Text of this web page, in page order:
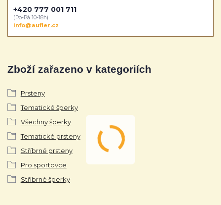
Zboží zařazeno v kategoriích
Prsteny
Tematické šperky
Všechny šperky
Tematické prsteny
Stříbrné prsteny
Pro sportovce
Stříbrné šperky
+420 777 001 711
(Po-Pá 10-18h)
info@aufler.cz